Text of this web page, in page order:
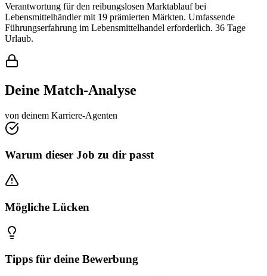
Verantwortung für den reibungslosen Marktablauf bei
Lebensmittelhändler mit 19 prämierten Märkten. Umfassende
Führungserfahrung im Lebensmittelhandel erforderlich. 36 Tage
Urlaub.
Deine Match-Analyse
von deinem Karriere-Agenten
Warum dieser Job zu dir passt
Mögliche Lücken
Tipps für deine Bewerbung